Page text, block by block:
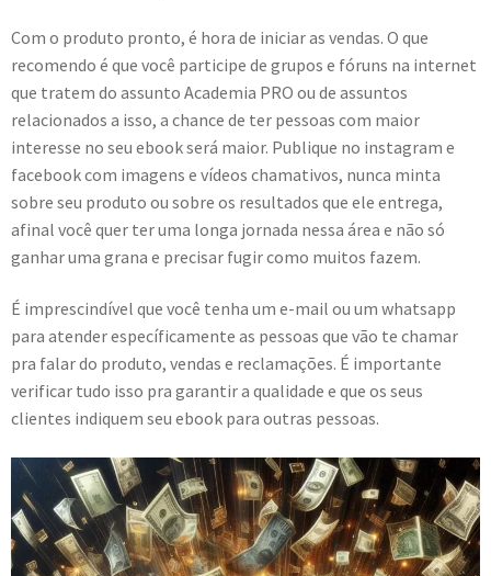
Com o produto pronto, é hora de iniciar as vendas. O que
recomendo é que você participe de grupos e fóruns na internet
que tratem do assunto Academia PRO ou de assuntos
relacionados a isso, a chance de ter pessoas com maior
interesse no seu ebook será maior. Publique no instagram e
facebook com imagens e vídeos chamativos, nunca minta
sobre seu produto ou sobre os resultados que ele entrega,
afinal você quer ter uma longa jornada nessa área e não só
ganhar uma grana e precisar fugir como muitos fazem.
É imprescindível que você tenha um e-mail ou um whatsapp
para atender específicamente as pessoas que vão te chamar
pra falar do produto, vendas e reclamações. É importante
verificar tudo isso pra garantir a qualidade e que os seus
clientes indiquem seu ebook para outras pessoas.